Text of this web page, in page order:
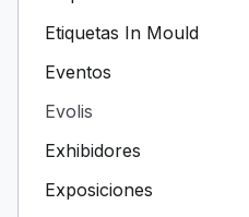
Etiquetas In Mould
Eventos
Evolis
Exhibidores
Exposiciones